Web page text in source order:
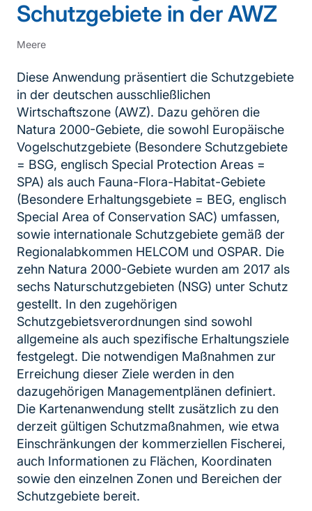
Schutzgebiete in der AWZ
Meere
Diese Anwendung präsentiert die Schutzgebiete
in der deutschen ausschließlichen
Wirtschaftszone (AWZ). Dazu gehören die
Natura 2000-Gebiete, die sowohl Europäische
Vogelschutzgebiete (Besondere Schutzgebiete
= BSG, englisch Special Protection Areas =
SPA) als auch Fauna-Flora-Habitat-Gebiete
(Besondere Erhaltungsgebiete = BEG, englisch
Special Area of Conservation SAC) umfassen,
sowie internationale Schutzgebiete gemäß der
Regionalabkommen HELCOM und OSPAR. Die
zehn Natura 2000-Gebiete wurden am 2017 als
sechs Naturschutzgebieten (NSG) unter Schutz
gestellt. In den zugehörigen
Schutzgebietsverordnungen sind sowohl
allgemeine als auch spezifische Erhaltungsziele
festgelegt. Die notwendigen Maßnahmen zur
Erreichung dieser Ziele werden in den
dazugehörigen Managementplänen definiert.
Die Kartenanwendung stellt zusätzlich zu den
derzeit gültigen Schutzmaßnahmen, wie etwa
Einschränkungen der kommerziellen Fischerei,
auch Informationen zu Flächen, Koordinaten
sowie den einzelnen Zonen und Bereichen der
Schutzgebiete bereit.